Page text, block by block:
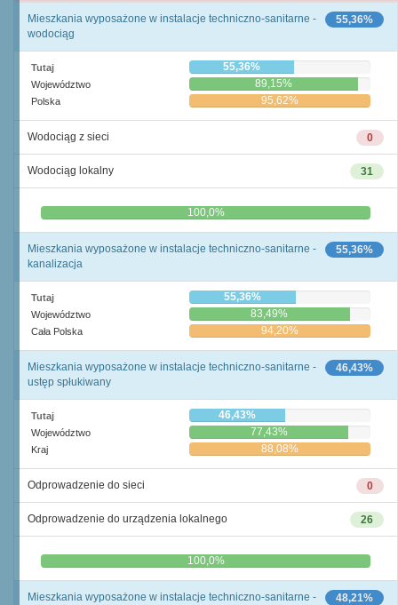
55,36%
Mieszkania wyposażone w instalacje techniczno-sanitarne -
wodociąg
Tutaj 55,36%
Województwo 89,15%
Polska 95,62%
0
Wodociąg z sieci
31
Wodociąg lokalny
0,0% 100,0%
55,36%
Mieszkania wyposażone w instalacje techniczno-sanitarne -
kanalizacja
Tutaj 55,36%
Województwo 83,49%
Cała Polska 94,20%
46,43%
Mieszkania wyposażone w instalacje techniczno-sanitarne -
ustęp spłukiwany
Tutaj 46,43%
Województwo 77,43%
Kraj 88,08%
0
Odprowadzenie do sieci
26
Odprowadzenie do urządzenia lokalnego
0,0% 100,0%
48,21%
Mieszkania wyposażone w instalacje techniczno-sanitarne -